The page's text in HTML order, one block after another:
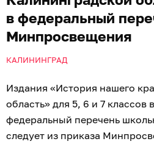
в федеральный
Минпросвещения
КАЛИНИНГРАД
Издания «История нашего
область» для 5, 6 и 7 классов
федеральный перечень
следует из приказа